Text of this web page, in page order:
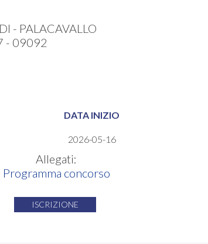
- PALACAVALLO
- 09092
DATA INIZIO
2026-05-16
Allegati:
Programma concorso
ISCRIZIONE